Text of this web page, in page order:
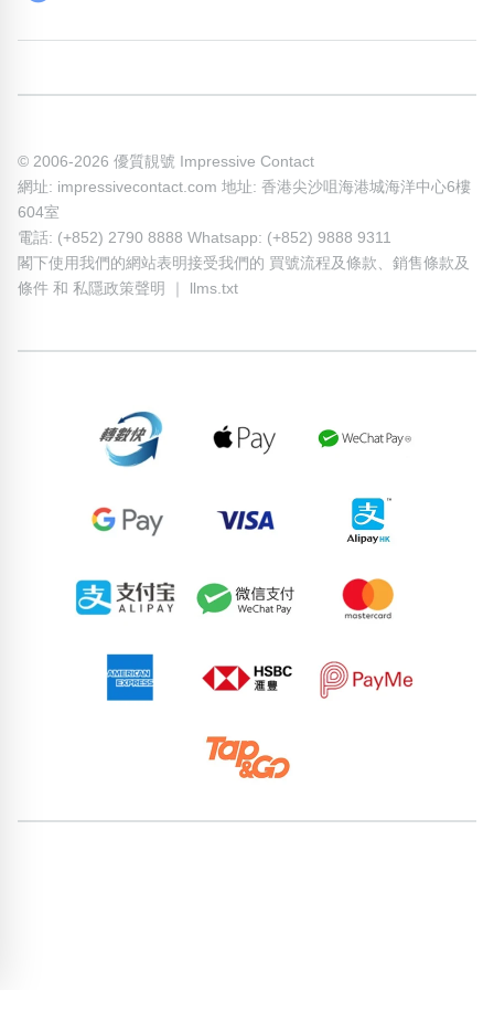
© 2006-2026 優質靚號 Impressive Contact
網址: impressivecontact.com 地址: 香港尖沙咀海港城海洋中心6樓
604室
電話: (+852) 2790 8888 Whatsapp: (+852) 9888 9311
閣下使用我們的網站表明接受我們的 買號流程及條款
銷售條款及
條件 和 私隱政策聲明 ｜ llms.txt